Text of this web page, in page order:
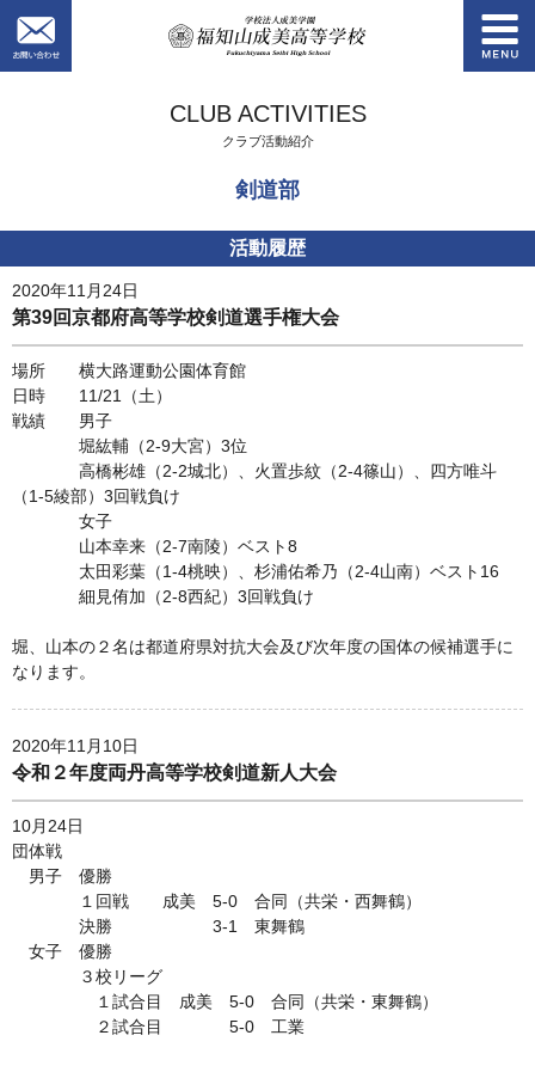
学校法人成美学
CLUB ACTIVITIES
クラブ活動紹介
剣道部
活動履歴
2020年11月24日
第39回京都府高等学校剣道選手権大会
場所 横大路運動公園体育館
日時 11/21（土）
戦績 男子
堀紘輔（2-9大宮）3位
高橋彬雄（2-2城北）、火置歩紋（2-4篠山）、四方唯斗
（1-5綾部）3回戦負け
女子
山本幸来（2-7南陵）ベスト8
太田彩葉（1-4桃映）、杉浦佑希乃（2-4山南）ベスト16
細見侑加（2-8西紀）3回戦負け
堀、山本の２名は都道府県対抗大会及び次年度の国体の候補選手に
なります。
2020年11月10日
令和２年度両丹高等学校剣道新人大会
10月24日
団体戦
男子 優勝
１回戦 成美 5-0 合同（共栄・西舞鶴）
決勝 3-1 東舞鶴
女子 優勝
３校リーグ
１試合目 成美 5-0 合同（共栄・東舞鶴）
２試合目 5-0 工業